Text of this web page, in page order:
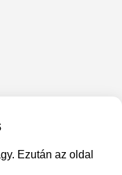
Ezután az oldal